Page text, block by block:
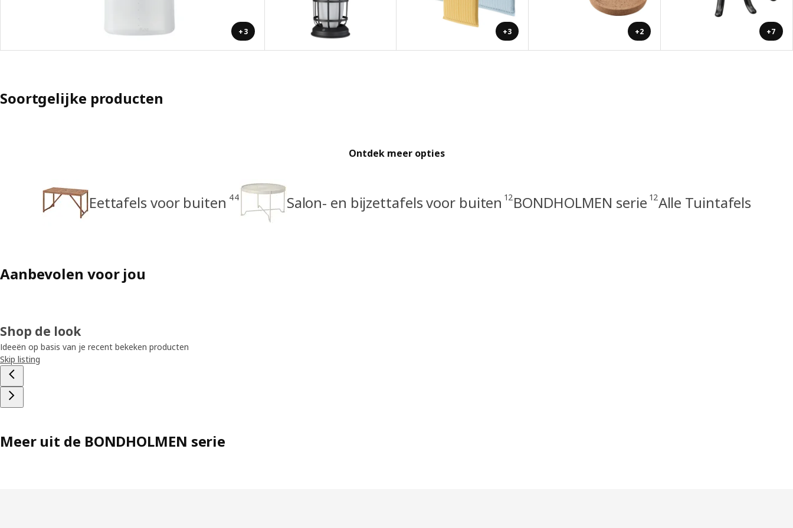
+3 +3 +2 +7
Soortgelijke producten
Ontdek meer opties
Eettafels voor buiten 44 Salon- en bijzettafels voor buiten 12BONDHOLMEN serie 12Alle Tuintafels
Aanbevolen voor jou
Shop de look
Ideeën op basis van je recent bekeken producten
Skip listing
Meer uit de BONDHOLMEN serie